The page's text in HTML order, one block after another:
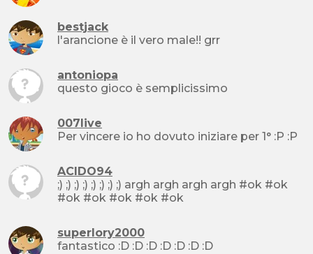
bestjack
l'arancione è il vero male!! grr
antoniopa
questo gioco è semplicissimo
007live
Per vincere io ho dovuto iniziare per 1° :P :P
ACIDO94
;) ;) ;) ;) ;) ;) ;) ;) argh argh argh argh #ok #ok
#ok #ok #ok #ok #ok
superlory2000
fantastico :D :D :D :D :D :D :D